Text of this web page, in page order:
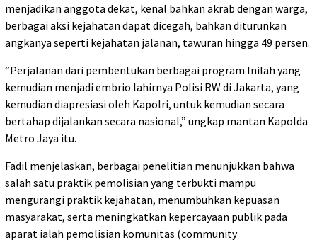
menjadikan anggota dekat, kenal bahkan akrab dengan warga,
berbagai aksi kejahatan dapat dicegah, bahkan diturunkan
angkanya seperti kejahatan jalanan, tawuran hingga 49 persen.
“Perjalanan dari pembentukan berbagai program Inilah yang
kemudian menjadi embrio lahirnya Polisi RW di Jakarta, yang
kemudian diapresiasi oleh Kapolri, untuk kemudian secara
bertahap dijalankan secara nasional,” ungkap mantan Kapolda
Metro Jaya itu.
Fadil menjelaskan, berbagai penelitian menunjukkan bahwa
salah satu praktik pemolisian yang terbukti mampu
mengurangi praktik kejahatan, menumbuhkan kepuasan
masyarakat, serta meningkatkan kepercayaan publik pada
aparat ialah pemolisian komunitas (community